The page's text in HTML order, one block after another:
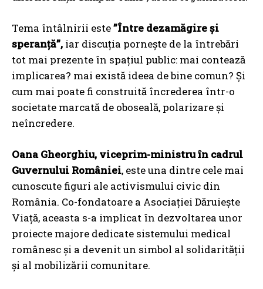
Tema întâlnirii este”Între dezamăgire și
speranță”, iar discuția pornește de la întrebări
tot mai prezente în spațiul public: mai contează
implicarea? mai există ideea de bine comun? Și
cum mai poate fi construită încrederea într-o
societate marcată de oboseală, polarizare și
neîncredere.
Oana Gheorghiu, viceprim-ministru în cadrul
Guvernului României, este una dintre cele mai
cunoscute figuri ale activismului civic din
România. Co-fondatoare a Asociației Dăruiește
Viață, aceasta s-a implicat în dezvoltarea unor
proiecte majore dedicate sistemului medical
românesc și a devenit un simbol al solidarității
și al mobilizării comunitare.